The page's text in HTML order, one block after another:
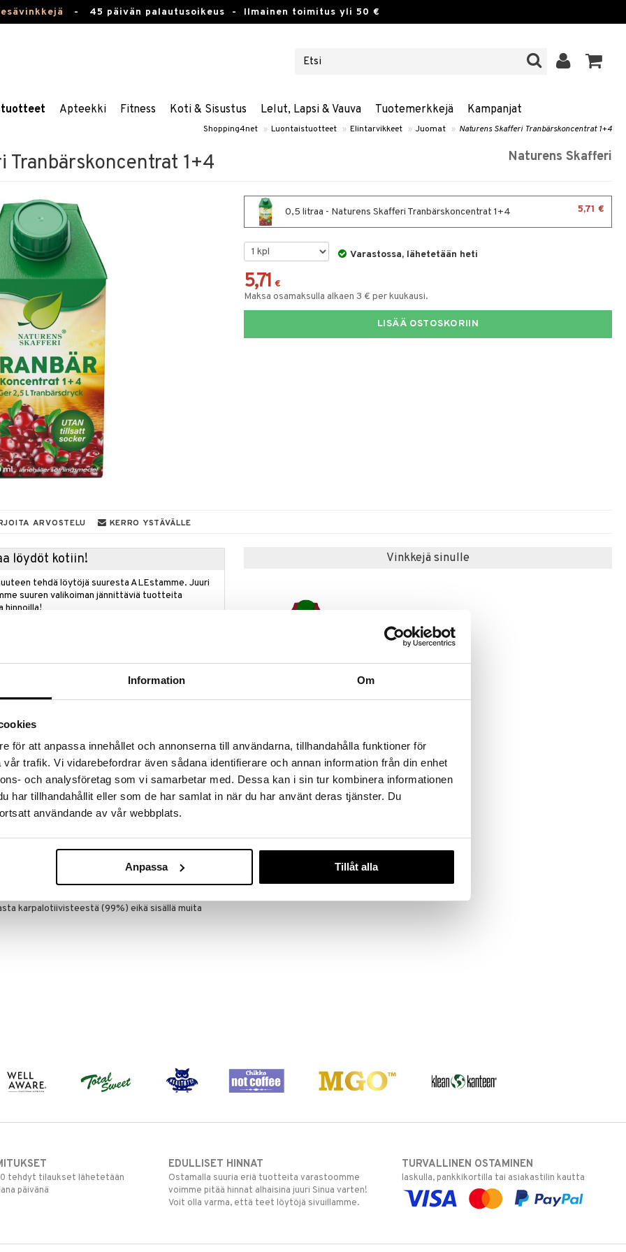
Information Om
för att anpassa innehållet och annonserna till användarna, tillhandahålla funktioner för
trafik. Vi vidarebefordrar även sådana identifierare och annan information från din enhet
och analysföretag som vi samarbetar med. Dessa kan i sin tur kombinera informationen
har tillhandahållit eller som de har samlat in när du har använt deras tjänster. Du
användande av vår webbplats.
Anpassa Tillåt alla
- 45 päivän palautusoikeus - Ilmainen toimitus yli 50 €
Apteekki Fitness Koti & Sisustus Lelut, Lapsi & Vauva Tuotemerkkejä Kampanjat
Shopping4net » Luontaistuotteet » Elintarvikkeet » Juomat » Naturens Skafferi Tranbärskoncentrat 1+4
Naturens Skafferi
Tranbärskoncentrat 1+4
0,5 litraa - Naturens Skafferi Tranbärskoncentrat 1+4 5,71 €
Varastossa, lähetetään heti
5,71 €
Maksa osamaksulla alkaen 3 € per kuukausi.
LISÄÄ OSTOSKORIIN
ARVOSTELU KERRO YSTÄVÄLLE
löydöt kotiin!
tehdä löytöjä suuresta ALEstamme. Juuri
suuren valikoiman jännittäviä tuotteita
hinnoilla!
alueilla pohjoisella pallonpuoliskolla ja
mukaan karpaloista tulee kaikkein
on puraissut niitä ennen poimimista.
karpalomehu on erinomainen
sisältävät luonnollisia aineita, jotka ovat hyvin
kansanperinteessä.
käytetty kotikonstina virtsatietulehduksen
Karpalot sisältävät proantosyanidiineja, jotka
kiinnittymistä limakalvon epiteelisoluihin ja
on vakiintunut ja hyvin testattu tuote, joka on
karpalotiivisteestä (99%) eikä sisällä muita
Vinkkejä sinulle
4,51 €
tehdyt tilaukset lähetetään
päivänä
EDULLISET HINNAT
Ostamalla suuria eriä tuotteita varastoomme
voimme pitää hinnat alhaisina juuri Sinua varten!
Voit olla varma, että teet löytöjä sivuillamme.
TURVALLINEN OSTAMINEN
laskulla, pankkikortilla tai asiakastilin kautta